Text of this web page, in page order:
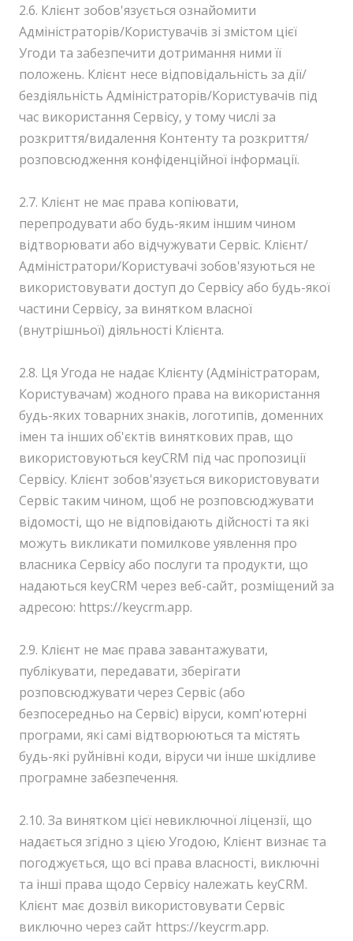
2.6. Клієнт зобов'язується ознайомити
Адміністраторів/Користувачів зі змістом цієї
Угоди та забезпечити дотримання ними її
положень. Клієнт несе відповідальність за дії/
бездіяльність Адміністраторів/Користувачів під
час використання Сервісу, у тому числі за
розкриття/видалення Контенту та розкриття/
розповсюдження конфіденційної інформації.
2.7. Клієнт не має права копіювати,
перепродувати або будь-яким іншим чином
відтворювати або відчужувати Сервіс. Клієнт/
Адміністратори/Користувачі зобов'язуються не
використовувати доступ до Сервісу або будь-якої
частини Сервісу, за винятком власної
(внутрішньої) діяльності Клієнта.
2.8. Ця Угода не надає Клієнту (Адміністраторам,
Користувачам) жодного права на використання
будь-яких товарних знаків, логотипів, доменних
імен та інших об'єктів виняткових прав, що
використовуються keyCRM під час пропозиції
Сервісу. Клієнт зобов'язується використовувати
Сервіс таким чином, щоб не розповсюджувати
відомості, що не відповідають дійсності та які
можуть викликати помилкове уявлення про
власника Сервісу або послуги та продукти, що
надаються keyCRM через веб-сайт, розміщений за
адресою: https://keycrm.app.
2.9. Клієнт не має права завантажувати,
публікувати, передавати, зберігати
розповсюджувати через Сервіс (або
безпосередньо на Сервіс) віруси, комп'ютерні
програми, які самі відтворюються та містять
будь-які руйнівні коди, віруси чи інше шкідливе
програмне забезпечення.
2.10. За винятком цієї невиключної ліцензії, що
надається згідно з цією Угодою, Клієнт визнає та
погоджується, що всі права власності, виключні
та інші права щодо Сервісу належать keyCRM.
Клієнт має дозвіл використовувати Сервіс
виключно через сайт https://keycrm.app.